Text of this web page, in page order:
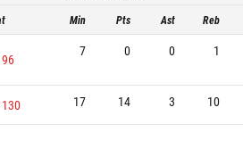
Min Pts Ast Reb
96
7 0 0 1
130 17 14 3 10